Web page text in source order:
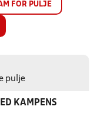
FOR PULJE
pulje
KAMPENS